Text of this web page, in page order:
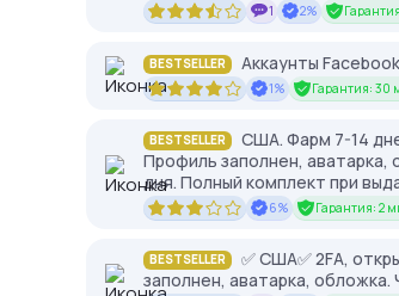
1 2%
BESTSELLER Аккаунты
1% Гарантия: 30
BESTSELLER
США. Фарм 7-14
Профиль заполнен, аватарка,
дня. Полный комплект при
6% Гарантия: 2
BESTSELLER
✅ США✅ 2FA,
заполнен, аватарка, обложка.